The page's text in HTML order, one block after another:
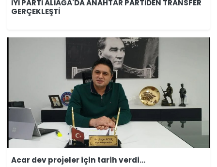
İYİ PARTİ ALİAĞA'DA ANAHTAR PARTİDEN TRANSFER
GERÇEKLEŞTİ
Acar dev projeler için tarih verdi...